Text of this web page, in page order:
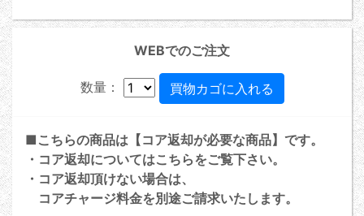
WEBでのご注文
数量：
■こちらの商品は【コア返却が必要な商品】です。
・コア返却についてはこちらをご覧下さい。
・コア返却頂けない場合は、
コアチャージ料金を別途ご請求いたします。